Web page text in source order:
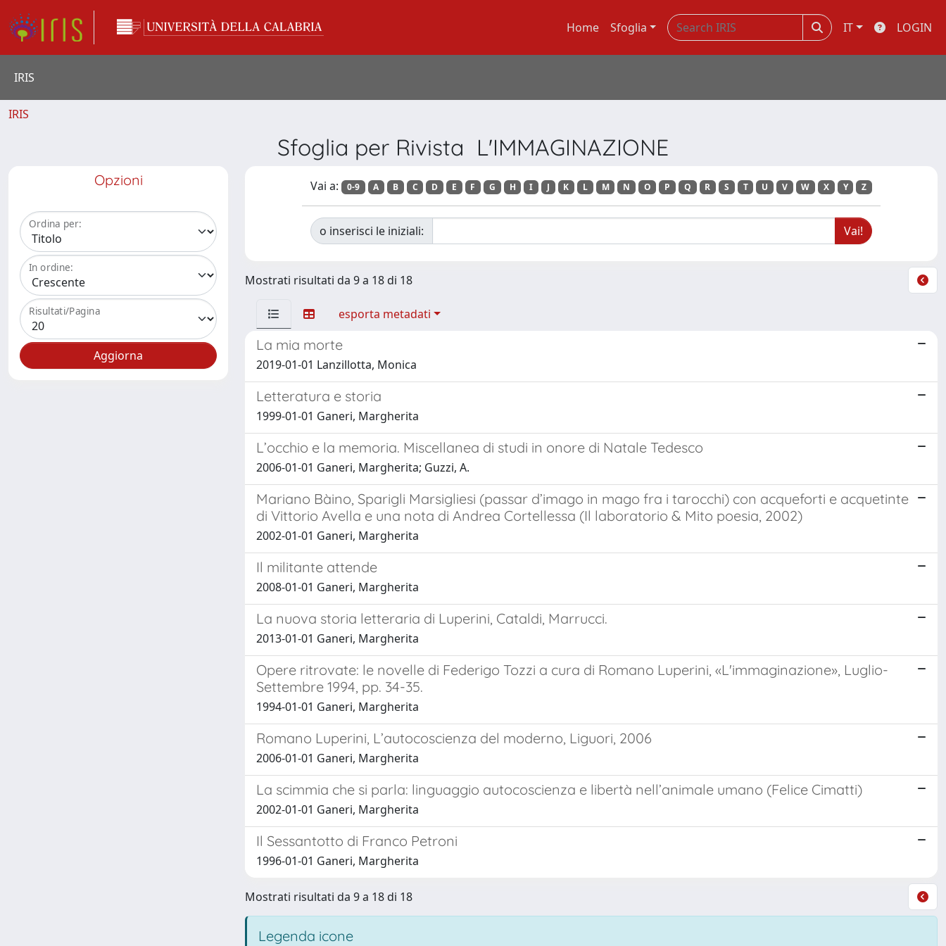
Home Sfoglia IT LOGIN
IRIS
IRIS
Sfoglia per Rivista L'IMMAGINAZIONE
Opzioni
Ordina per:
In ordine:
Risultati/Pagina
Vai a: 0-9 A B C D E F G H I J K L M N O P Q R S T U V W X Y Z
o inserisci le iniziali:
Mostrati risultati da 9 a 18 di 18
esporta metadati
La mia morte
2019-01-01 Lanzillotta, Monica
Letteratura e storia
1999-01-01 Ganeri, Margherita
L’occhio e la memoria. Miscellanea di studi in onore di Natale Tedesco
2006-01-01 Ganeri, Margherita; Guzzi, A.
Mariano Bàino, Sparigli Marsigliesi (passar d’imago in mago fra i tarocchi) con acqueforti e acquetinte
di Vittorio Avella e una nota di Andrea Cortellessa (Il laboratorio & Mito poesia, 2002)
2002-01-01 Ganeri, Margherita
Il militante attende
2008-01-01 Ganeri, Margherita
La nuova storia letteraria di Luperini, Cataldi, Marrucci.
2013-01-01 Ganeri, Margherita
Opere ritrovate: le novelle di Federigo Tozzi a cura di Romano Luperini, «L'immaginazione», Luglio-
Settembre 1994, pp. 34-35.
1994-01-01 Ganeri, Margherita
Romano Luperini, L’autocoscienza del moderno, Liguori, 2006
2006-01-01 Ganeri, Margherita
La scimmia che si parla: linguaggio autocoscienza e libertà nell’animale umano (Felice Cimatti)
2002-01-01 Ganeri, Margherita
Il Sessantotto di Franco Petroni
1996-01-01 Ganeri, Margherita
Mostrati risultati da 9 a 18 di 18
Legenda icone